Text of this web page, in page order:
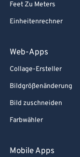
Feet Zu Meters
Einheitenrechner
Web-Apps
Collage-Ersteller
Bildgrößenänderung
Bild zuschneiden
Farbwähler
Mobile Apps